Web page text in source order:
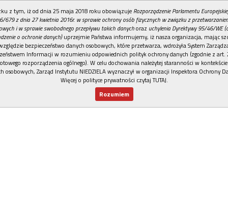
REKLAMA
z tym, iż od dnia 25 maja 2018 roku obowiązuje Rozporządzenie Parlamentu
679 z dnia 27 kwietnia 2016r. w sprawie ochrony osób fizycznych w związku z
i w sprawie swobodnego przepływu takich danychoraz uchylenia Dyrektywy 95/46/WE
o ochronie danych)uprzejmie Państwa informujemy, iż nasza organizacja, mając
bezpieczeństwo danych osobowych, które przetwarza, wdrożyła System
Informacji w rozumieniu odpowiednich polityk ochrony danych (zgodnie z art.
rozporządzenia ogólnego). W celu dochowania należytej staranności w
osobowych, Zarząd Instytutu NIEDZIELA wyznaczył w organizacji Inspektora Ochrony
Więcej o polityce prywatności czytaj TUTAJ.
Rozumiem